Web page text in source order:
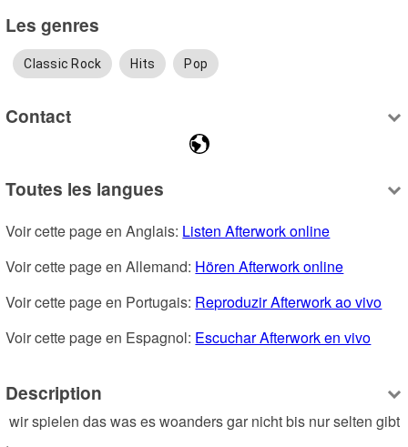
Les genres
Classic Rock Hits Pop
Contact
Toutes les langues
Voir cette page en Anglais: Listen Afterwork online
Voir cette page en Allemand: Hören Afterwork online
Voir cette page en Portugais: Reproduzir Afterwork ao vivo
Voir cette page en Espagnol: Escuchar Afterwork en vivo
Description
wir spielen das was es woanders gar nicht bis nur selten gibt
.